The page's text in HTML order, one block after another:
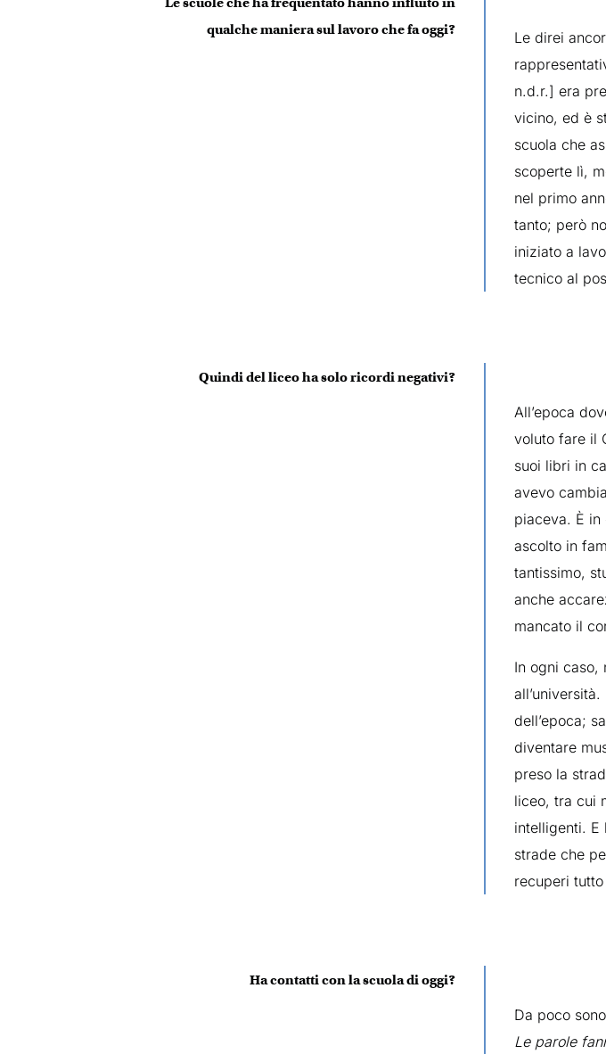
qualche maniera sul lavoro che fa oggi?
Le direi
n.d.r.] era
vicino, ed è
scuola che
scoperte lì,
nel primo
tanto; però
iniziato a
tecnico al
Quindi del liceo ha solo ricordi negativi?
All’epoca
voluto fare il
suoi libri in
avevo
piaceva. È in
ascolto in
tantissimo,
anche
mancato il
In ogni caso,
dell’epoca;
diventare
preso la
liceo, tra cui
intelligenti. E
strade che
recuperi
Ha contatti con la scuola di oggi?
Da poco
Le parole